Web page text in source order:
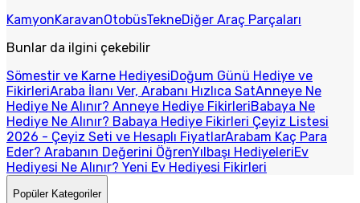
KamyonKaravanOtobüsTekneDiğer Araç Parçaları
Bunlar da ilgini çekebilir
Sömestir ve Karne HediyesiDoğum Günü Hediye ve
FikirleriAraba İlanı Ver, Arabanı Hızlıca SatAnneye Ne
Hediye Ne Alınır? Anneye Hediye FikirleriBabaya Ne
Hediye Ne Alınır? Babaya Hediye Fikirleri Çeyiz Listesi
2026 - Çeyiz Seti ve Hesaplı FiyatlarArabam Kaç Para
Eder? Arabanın Değerini ÖğrenYılbaşı HediyeleriEv
Hediyesi Ne Alınır? Yeni Ev Hediyesi Fikirleri
Popüler Kategoriler